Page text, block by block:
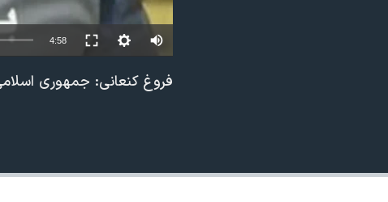
4:58
فروغ کنعانی: جمهوری